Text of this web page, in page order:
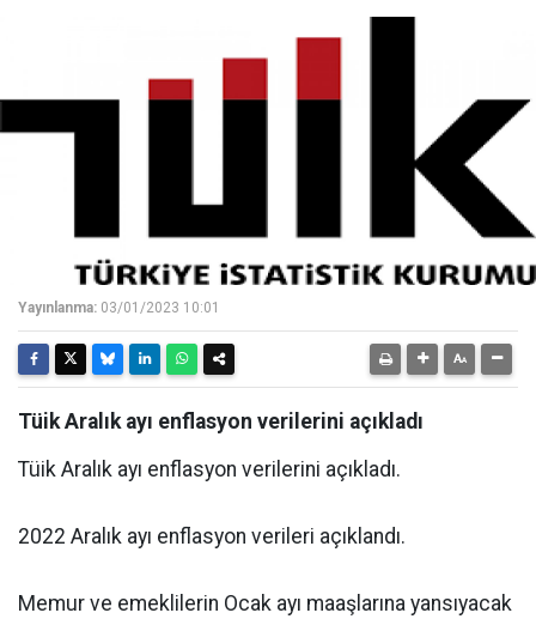
Yayınlanma: 03/01/2023 10:01
Tüik Aralık ayı enflasyon verilerini açıkladı
Tüik Aralık ayı enflasyon verilerini açıkladı.
2022 Aralık ayı enflasyon verileri açıklandı.
Memur ve emeklilerin Ocak ayı maaşlarına yansıyacak